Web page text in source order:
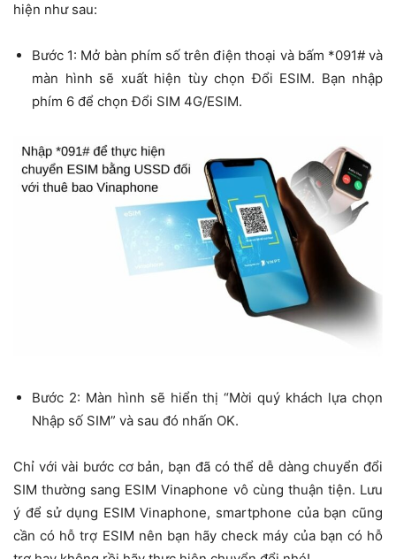
hiện như sau:
Bước 1: Mở bàn phím số trên điện thoại và bấm *091# và
màn hình sẽ xuất hiện tùy chọn Đổi ESIM. Bạn nhập
phím 6 để chọn Đổi SIM 4G/ESIM.
Bước 2: Màn hình sẽ hiển thị “Mời quý khách lựa chọn
Nhập số SIM” và sau đó nhấn OK.
Chỉ với vài bước cơ bản, bạn đã có thể dễ dàng chuyển đổi
SIM thường sang ESIM Vinaphone vô cùng thuận tiện. Lưu
ý để sử dụng ESIM Vinaphone, smartphone của bạn cũng
cần có hỗ trợ ESIM nên bạn hãy check máy của bạn có hỗ